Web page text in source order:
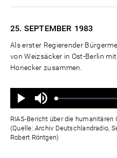
25. SEPTEMBER 1983
Als erster Regierender
von Weizsäcker in Ost-Berlin
Honecker zusammen.
Wiedergabe
Ton
aus
Geladen:
Status:
RIAS-Bericht über die
(Quelle: Archiv Deutschlandradio,
Robert Röntgen)